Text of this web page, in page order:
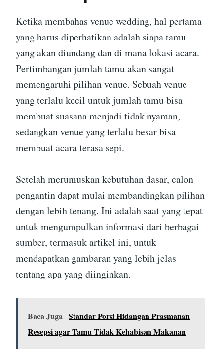
Ketika membahas venue wedding, hal pertama
yang harus diperhatikan adalah siapa tamu
yang akan diundang dan di mana lokasi acara.
Pertimbangan jumlah tamu akan sangat
memengaruhi pilihan venue. Sebuah venue
yang terlalu kecil untuk jumlah tamu bisa
membuat suasana menjadi tidak nyaman,
sedangkan venue yang terlalu besar bisa
membuat acara terasa sepi.
Setelah merumuskan kebutuhan dasar, calon
pengantin dapat mulai membandingkan pilihan
dengan lebih tenang. Ini adalah saat yang tepat
untuk mengumpulkan informasi dari berbagai
sumber, termasuk artikel ini, untuk
mendapatkan gambaran yang lebih jelas
tentang apa yang diinginkan.
Baca Juga Standar Porsi Hidangan Prasmanan
Resepsi agar Tamu Tidak Kehabisan Makanan